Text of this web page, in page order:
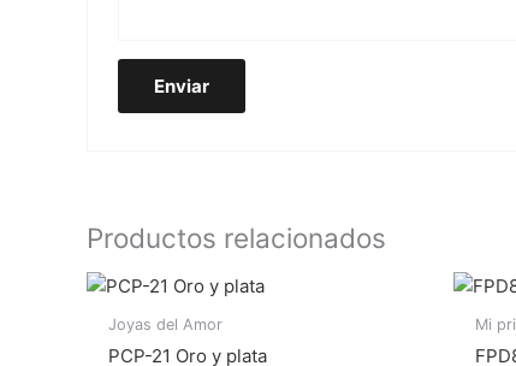
Productos relacionados
Joyas del Amor
PCP-21 Oro y plata
Mi